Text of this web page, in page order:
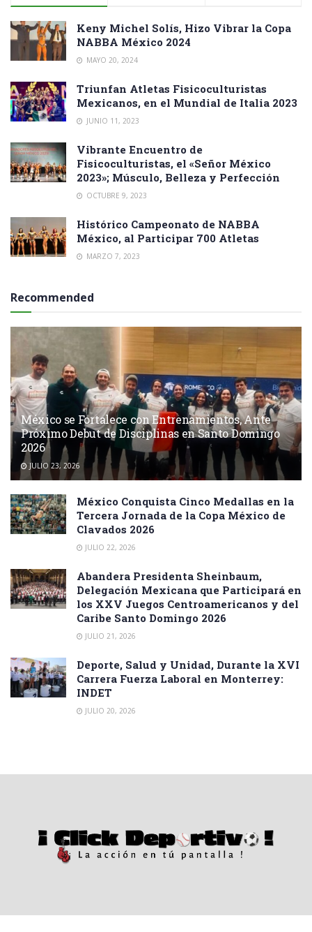
Keny Michel Solís, Hizo Vibrar la Copa
NABBA México 2024
MAYO 20, 2024
Triunfan Atletas Fisicoculturistas
Mexicanos, en el Mundial de Italia 2023
JUNIO 11, 2023
Vibrante Encuentro de
Fisicoculturistas, el «Señor México
2023»; Músculo, Belleza y Perfección
OCTUBRE 9, 2023
Histórico Campeonato de NABBA
México, al Participar 700 Atletas
MARZO 7, 2023
Recommended
México se Fortalece con Entrenamientos, Ante
Próximo Debut de Disciplinas en Santo Domingo
2026
JULIO 23, 2026
México Conquista Cinco Medallas en la
Tercera Jornada de la Copa México de
Clavados 2026
JULIO 22, 2026
Abandera Presidenta Sheinbaum,
Delegación Mexicana que Participará en
los XXV Juegos Centroamericanos y del
Caribe Santo Domingo 2026
JULIO 21, 2026
Deporte, Salud y Unidad, Durante la XVI
Carrera Fuerza Laboral en Monterrey:
INDET
JULIO 20, 2026